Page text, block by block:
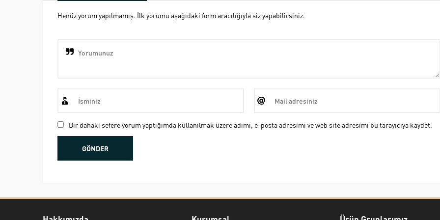
Henüz yorum yapılmamış. İlk yorumu aşağıdaki form aracılığıyla siz yapabilirsiniz.
Bir dahaki sefere yorum yaptığımda kullanılmak üzere adımı, e-posta adresimi ve web site adresimi bu tarayıcıya kaydet.